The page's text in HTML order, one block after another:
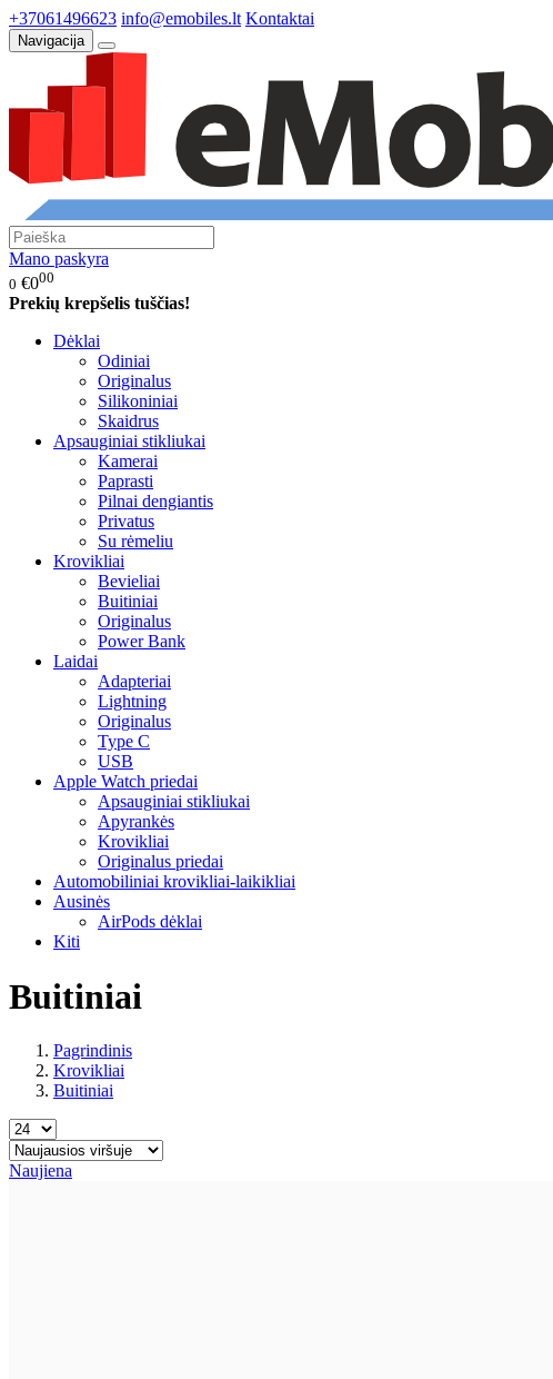
+37061496623 info@emobiles.lt Kontaktai
Navigacija
Mano paskyra
0 €000
Prekių krepšelis tuščias!
Dėklai
Odiniai
Originalus
Silikoniniai
Skaidrus
Apsauginiai stikliukai
Kamerai
Paprasti
Pilnai dengiantis
Privatus
Su rėmeliu
Krovikliai
Bevieliai
Buitiniai
Originalus
Power Bank
Laidai
Adapteriai
Lightning
Originalus
Type C
USB
Apple Watch priedai
Apsauginiai stikliukai
Apyrankės
Krovikliai
Originalus priedai
Automobiliniai krovikliai-laikikliai
Ausinės
AirPods dėklai
Kiti
Buitiniai
Pagrindinis
Krovikliai
Buitiniai
Naujiena